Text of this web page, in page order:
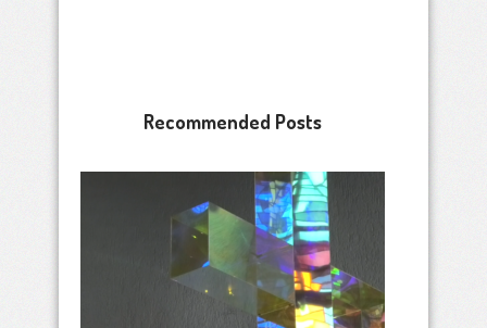
Recommended Posts